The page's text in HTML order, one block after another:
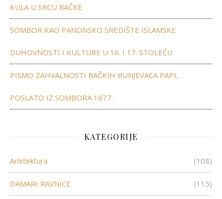
KULA U SRCU BAČKE
SOMBOR KAO PANONSKO SREDIŠTE ISLAMSKE
DUHOVNOSTI I KULTURE U 16. I 17. STOLEĆU
PISMO ZAHVALNOSTI BAČKIH BUNJEVACA PAPI,
POSLATO IZ SOMBORA 1677.
KATEGORIJE
Arhitektura (108)
DAMARI RAVNICE (115)